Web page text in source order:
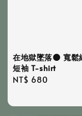
在地獄墜落🌑 寬鬆
短袖 T-shirt
Regular
NT$ 680